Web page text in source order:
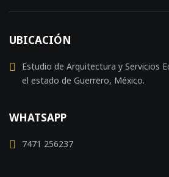
UBICACIÓN
Estudio de Arquitectura y Servicios
el estado de Guerrero, México.
WHATSAPP
7471 256237